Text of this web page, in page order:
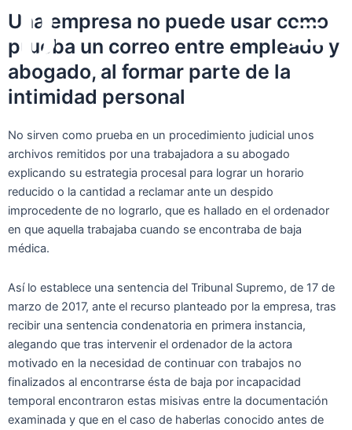
contenido
Main
Menu
Una empresa no puede usar como
prueba un correo entre empleado y
abogado, al formar parte de la
intimidad personal
No sirven como prueba en un procedimiento judicial unos
archivos remitidos por una trabajadora a su abogado
explicando su estrategia procesal para lograr un horario
reducido o la cantidad a reclamar ante un despido
improcedente de no lograrlo, que es hallado en el ordenador
en que aquella trabajaba cuando se encontraba de baja
médica.
Así lo establece una sentencia del Tribunal Supremo, de 17 de
marzo de 2017, ante el recurso planteado por la empresa, tras
recibir una sentencia condenatoria en primera instancia,
alegando que tras intervenir el ordenador de la actora
motivado en la necesidad de continuar con trabajos no
finalizados al encontrarse ésta de baja por incapacidad
temporal encontraron estas misivas entre la documentación
examinada y que en el caso de haberlas conocido antes de